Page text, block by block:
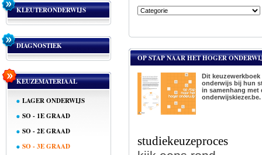
KLEUTERONDERWIJS
DIAGNOSTIEK
KEUZEMATERIAAL
LAGER ONDERWIJS
SO - 1E GRAAD
SO - 2E GRAAD
SO - 3E GRAAD
OP STAP NAAR HET HOGER
Dit
onderwijs bij hun
in samenhang met
onderwijskiezer.be.
studiekeuzeproces